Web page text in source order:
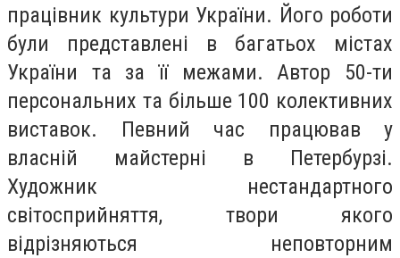
працівник культури України. Його роботи
були представлені в багатьох містах
України та за її межами. Автор 50-ти
персональних та більше 100 колективних
виставок. Певний час працював у
власній майстерні в Петербурзі.
Художник нестандартного
світосприйняття, твори якого
відрізняються неповторним